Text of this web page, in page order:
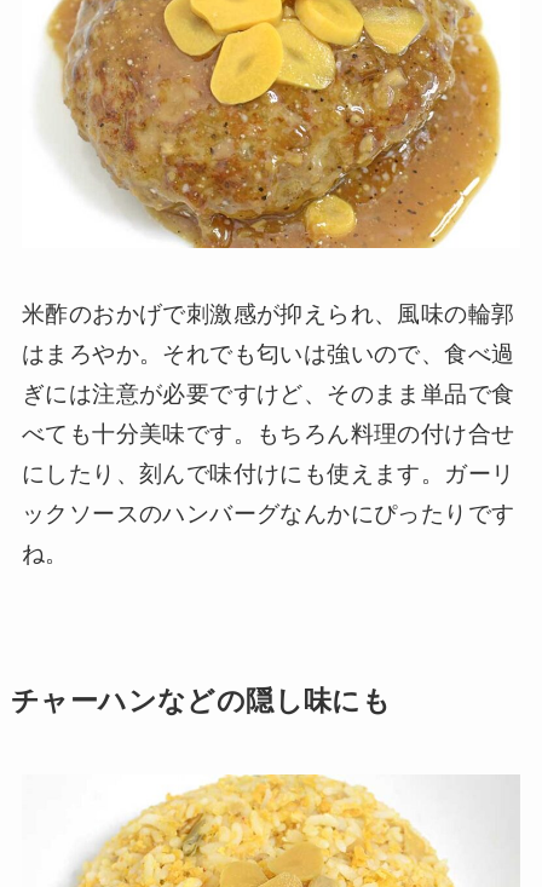
米酢のおかげで刺激感が抑えられ、風味の輪郭
はまろやか。それでも匂いは強いので、食べ過
ぎには注意が必要ですけど、そのまま単品で食
べても十分美味です。もちろん料理の付け合せ
にしたり、刻んで味付けにも使えます。ガーリ
ックソースのハンバーグなんかにぴったりです
ね。
チャーハンなどの隠し味にも